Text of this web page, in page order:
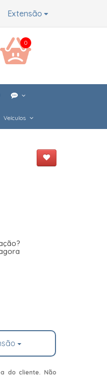
Extensão
0
Veículos
do cliente. Não